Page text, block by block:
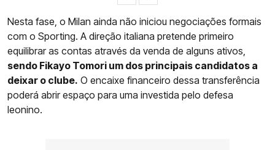
Nesta fase, o Milan ainda não iniciou negociações formais
com o Sporting. A direção italiana pretende primeiro
equilibrar as contas através da venda de alguns ativos,
sendo Fikayo Tomori um dos principais candidatos a
deixar o clube. O encaixe financeiro dessa transferência
poderá abrir espaço para uma investida pelo defesa
leonino.